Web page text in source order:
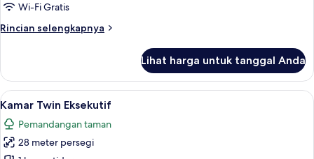
Wi-Fi Gratis
Rincian selengkapnya
Rincian
Apartemen
Presidensial
Lihat harga untuk tanggal Anda
Lihat
semua
foto
untuk
Kamar Twin Eksekutif | Minibar,
3
Kamar Twin Eksekutif
Pemandangan taman
28 meter persegi